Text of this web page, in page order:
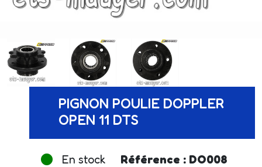
PIGNON POULIE DOPPLER
OPEN 11 DTS
En stock Référence : DO008